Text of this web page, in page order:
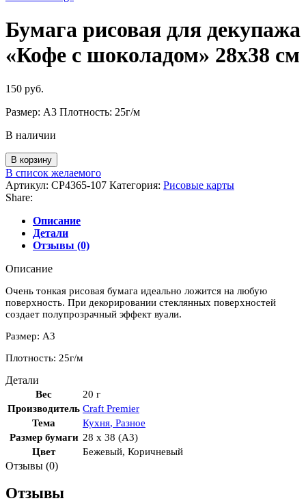
Бумага рисовая для декупажа
«Кофе с шоколадом» 28х38 см
150 руб.
Размер: А3 Плотность: 25г/м
В наличии
Количество
товара
Бумага
рисовая
декупажа
"Кофе
28х38
В корзину
В список желаемого
Артикул: CP4365-107 Категория: Рисовые карты
Share:
Описание
Детали
Отзывы (0)
Описание
Очень тонкая рисовая бумага идеально ложится на любую
поверхность. При декорировании стеклянных поверхностей
создает полупрозрачный эффект вуали.
Размер: А3
Плотность: 25г/м
Детали
Вес
20 г
Производитель Craft Premier
Тема
Кухня, Разное
Размер бумаги 28 x 38 (A3)
Цвет
Бежевый, Коричневый
Отзывы (0)
Отзывы